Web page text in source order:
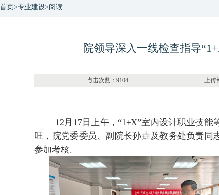
首页>专业建设>阅读
院领导深入一线检查指导
点击次数：9104 上传部门
12月17日上午，“1+X”室内设计职业技
旺，院党委委员、副院长孙垚及教务处负责同
参加考核。